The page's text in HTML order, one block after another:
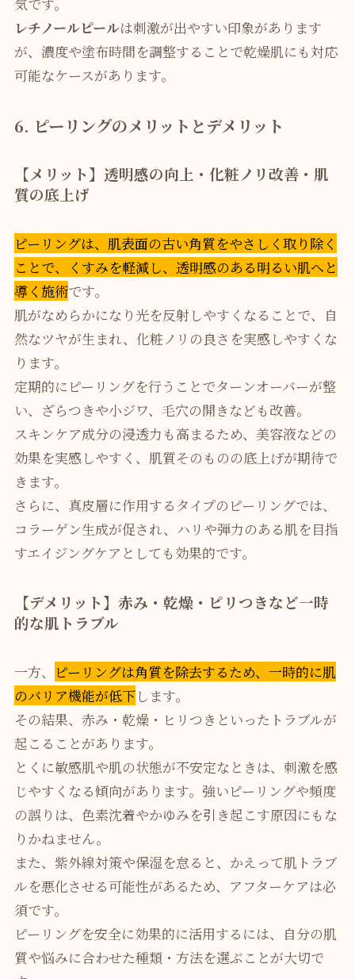
レチノールピールは刺激が出やすい印象があります
が、濃度や塗布時間を調整することで乾燥肌にも対応
可能なケースがあります。
6. ピーリングのメリットとデメリット
【メリット】透明感の向上・化粧ノリ改善・肌
質の底上げ
ピーリングは、肌表面の古い角質をやさしく取り除く
ことで、くすみを軽減し、透明感のある明るい肌へと
導く施術です。
肌がなめらかになり光を反射しやすくなることで、自
然なツヤが生まれ、化粧ノリの良さを実感しやすくな
ります。
定期的にピーリングを行うことでターンオーバーが整
い、ざらつきや小ジワ、毛穴の開きなども改善。
スキンケア成分の浸透力も高まるため、美容液などの
効果を実感しやすく、肌質そのものの底上げが期待で
きます。
さらに、真皮層に作用するタイプのピーリングでは、
コラーゲン生成が促され、ハリや弾力のある肌を目指
すエイジングケアとしても効果的です。
【デメリット】赤み・乾燥・ピリつきなど一時
的な肌トラブル
一方、 ピーリングは角質を除去するため、一時的に肌
のバリア機能が低下します。
その結果、赤み・乾燥・ヒリつきといったトラブルが
起こることがあります。
とくに敏感肌や肌の状態が不安定なときは、刺激を感
じやすくなる傾向があります。強いピーリングや頻度
の誤りは、色素沈着やかゆみを引き起こす原因にもな
りかねません。
また、紫外線対策や保湿を怠ると、かえって肌トラブ
ルを悪化させる可能性があるため、アフターケアは必
須です。
ピーリングを安全に効果的に活用するには、自分の肌
質や悩みに合わせた種類・方法を選ぶことが大切で